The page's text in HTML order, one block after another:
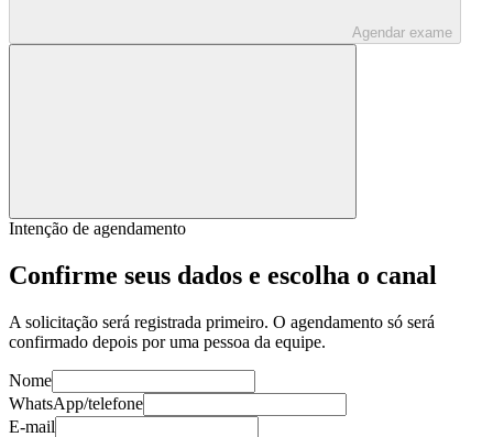
Agendar exame
Intenção de agendamento
Confirme seus dados e escolha o canal
A solicitação será registrada primeiro. O agendamento só será
confirmado depois por uma pessoa da equipe.
Nome
WhatsApp/telefone
E-mail